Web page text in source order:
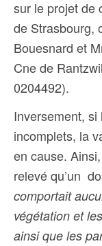
sur le projet de
de Strasbourg,
Bouesnard et
Cne de
0204492).
Inversement,
incomplets, la
en cause.
relevé qu’un
comportait
végétation et
ainsi que les